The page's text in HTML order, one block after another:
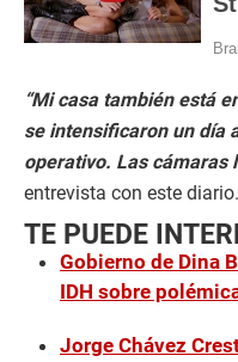
“Mi casa también está
se intensificaron un día
operativo. Las cámaras
entrevista con este diario.
TE PUEDE
Gobierno de Dina
IDH sobre
Jorge Chávez